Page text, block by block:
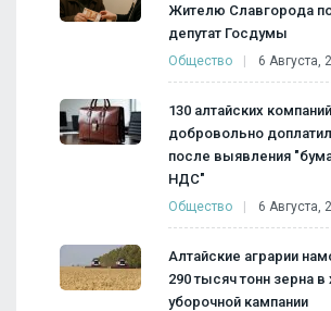
Жителю Славгорода
депутат Госдумы
Общество 6 Августа,
130 алтайских компаний
добровольно
после выявления
НДС"
Общество 6 Августа,
Алтайские аграрии
290 тысяч тонн зерна в
уборочной кампании